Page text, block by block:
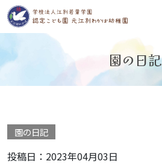
園の日記
園の日記
投稿日：2023年04月03日